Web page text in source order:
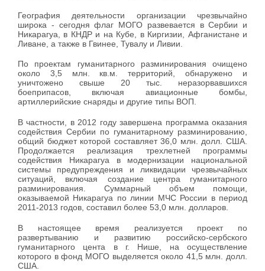
География деятельности организации чрезвычайно
широка - сегодня флаг МОГО развевается в Сербии и
Никарагуа, в КНДР и на Кубе, в Киргизии, Афганистане и
Ливане, а также в Гвинее, Тувалу и Ливии.
По проектам гуманитарного разминирования очищено
около 3,5 млн. кв.м. территорий, обнаружено и
уничтожено свыше 20 тыс. неразорвавшихся
боеприпасов, включая авиационные бомбы,
артиллерийские снаряды и другие типы ВОП.
В частности, в 2012 году завершена программа оказания
содействия Сербии по гуманитарному разминированию,
общий бюджет которой составляет 36,0 млн. долл. США.
Продолжается реализация трехлетней программы
содействия Никарагуа в модернизации национальной
системы предупреждения и ликвидации чрезвычайных
ситуаций, включая создание центра гуманитарного
разминирования. Суммарный объем помощи,
оказываемой Никарагуа по линии МЧС России в период
2011-2013 годов, составил более 53,0 млн. долларов.
В настоящее время реализуется проект по
развертыванию и развитию российско-сербского
гуманитарного цента в г. Нише, на осуществление
которого в фонд МОГО выделяется около 41,5 млн. долл.
США.